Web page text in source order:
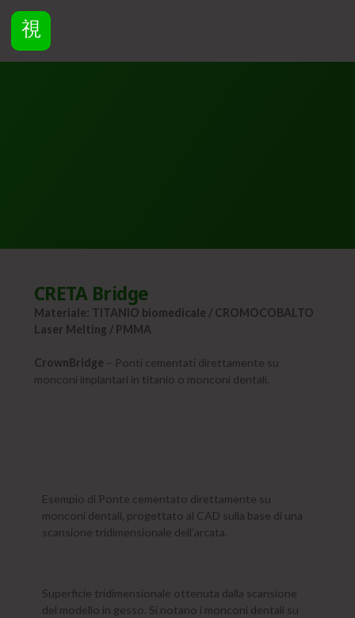
CRETA Bridge
Materiale: TITANIO biomedicale / CROMOCOBALTO
Laser Melting / PMMA
CrownBridge – Ponti cementati direttamente su
monconi implantari in titanio o monconi dentali.
Esempio di Ponte cementato direttamente su
monconi dentali, progettato al CAD sulla base di una
scansione tridimensionale dell’arcata.
Superficie tridimensionale ottenuta dalla scansione
del modello in gesso. Si notano i monconi dentali su